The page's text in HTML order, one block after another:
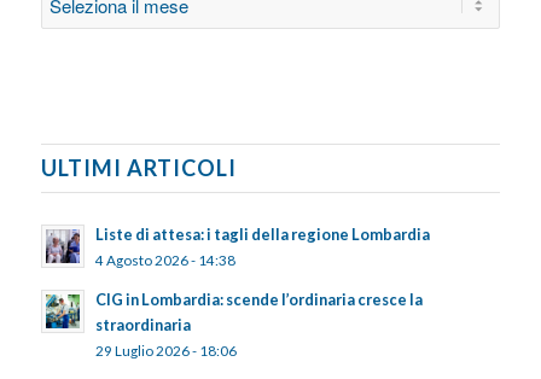
ULTIMI ARTICOLI
Liste di attesa: i tagli della regione Lombardia
4 Agosto 2026 - 14:38
CIG in Lombardia: scende l’ordinaria cresce la
straordinaria
29 Luglio 2026 - 18:06